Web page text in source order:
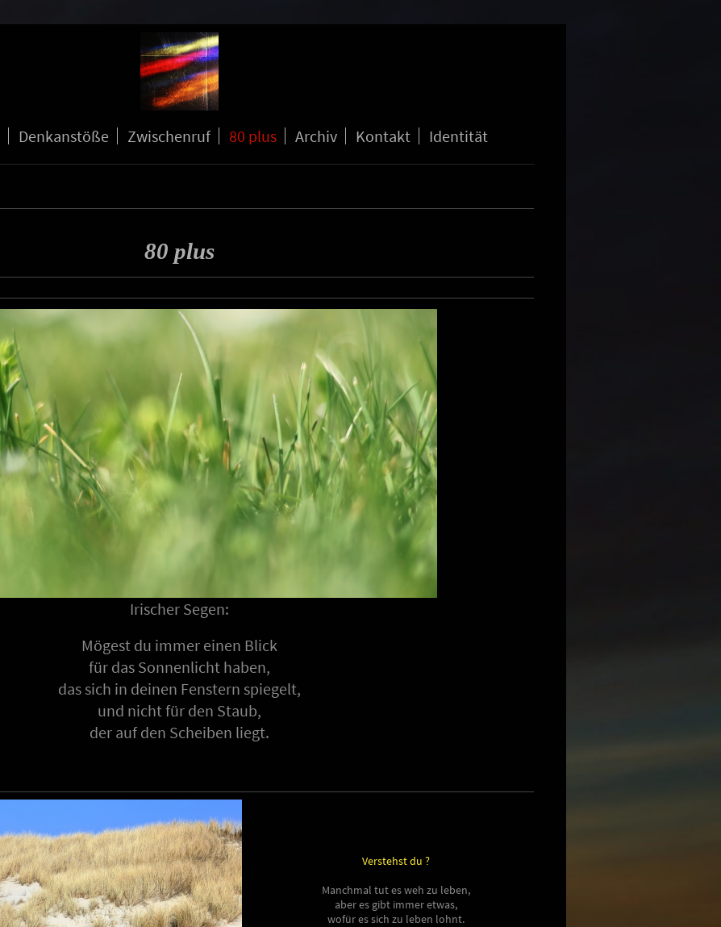
Denkanstöße Zwischenruf 80 plus Archiv Kontakt Identität
80 plus
Irischer Segen:
Mögest du immer einen Blick
für das Sonnenlicht haben,
das sich in deinen Fenstern spiegelt,
und nicht für den Staub,
der auf den Scheiben liegt.
Verstehst du ?
Manchmal tut es weh zu leben,
aber es gibt immer etwas,
wofür es sich zu leben lohnt.